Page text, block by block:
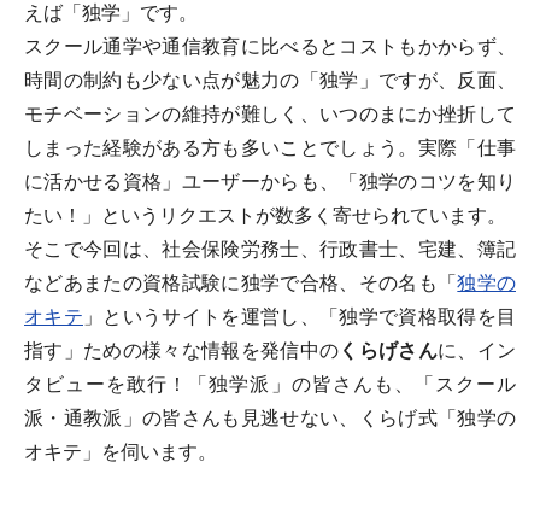
えば「独学」です。
スクール通学や通信教育に比べるとコストもかからず、
時間の制約も少ない点が魅力の「独学」ですが、反面、
モチベーションの維持が難しく、いつのまにか挫折して
しまった経験がある方も多いことでしょう。実際「仕事
に活かせる資格」ユーザーからも、「独学のコツを知り
たい！」というリクエストが数多く寄せられています。
そこで今回は、社会保険労務士、行政書士、宅建、簿記
などあまたの資格試験に独学で合格、その名も「独学の
オキテ 」というサイトを運営し、「独学で資格取得を目
指す」ための様々な情報を発信中の くらげさんに、イン
タビューを敢行！「独学派」の皆さんも、「スクール
派・通教派」の皆さんも見逃せない、くらげ式「独学の
オキテ」を伺います。